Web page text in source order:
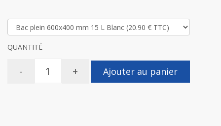
QUANTITÉ
- + Ajouter au panier